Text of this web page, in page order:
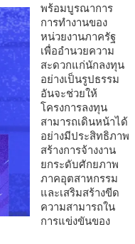
พร้อมบูรณาการ
การทำงานของ
หน่วยงานภาครัฐ
เพื่ออำนวยความ
สะดวกแก่นักลงทุน
อย่างเป็นรูปธรรม
อันจะช่วยให้
โครงการลงทุน
สามารถเดินหน้าได้
อย่างมีประสิทธิภาพ
สร้างการจ้างงาน
ยกระดับศักยภาพ
ภาคอุตสาหกรรม
และเสริมสร้างขีด
ความสามารถใน
การแข่งขันของ